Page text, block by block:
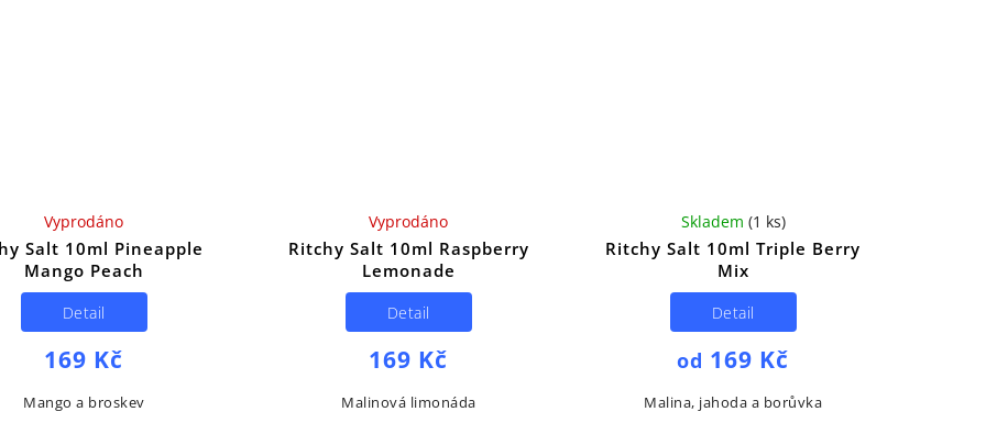
Salt 10ml Pineapple
Mango Peach
Vyprodáno
169 Kč
Detail
Mango a broskev
Ritchy Salt 10ml Raspberry
Lemonade
Vyprodáno
169 Kč
Detail
Malinová limonáda
Ritchy Salt 10ml Triple Berry
Mix
Skladem (1 ks)
od 169 Kč
Detail
Malina, jahoda a borůvka